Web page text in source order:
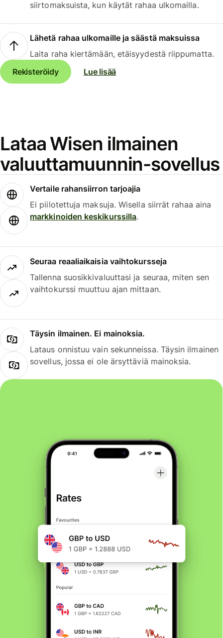
siirtomaksuista, kun käytät rahaa ulkomailla.
Lähetä rahaa ulkomaille ja säästä maksuissa
Laita raha kiertämään, etäisyydestä riippumatta.
Rekisteröidy
Lue lisää
Lataa Wisen ilmainen
valuuttamuunnin-sovellus
Vertaile rahansiirron tarjoajia
Ei piilotettuja maksuja. Wisella siirrät rahaa aina
markkinoiden keskikurssilla.
Seuraa reaaliaikaisia vaihtokursseja
Tallenna suosikkivaluuttasi ja seuraa, miten sen
vaihtokurssi muuttuu ajan mittaan.
Täysin ilmainen. Ei mainoksia.
Lataus onnistuu vain sekunneissa. Täysin ilmainen
sovellus, jossa ei ole ärsyttäviä mainoksia.